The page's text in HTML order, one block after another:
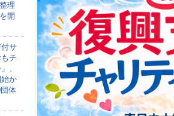
理
開
サ
チ
、
か
体